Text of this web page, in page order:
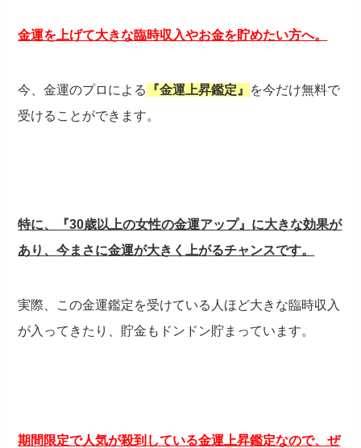
金運を上げて大きな臨時収入やお金を貯めたい方へ。
今、金運のプロによる 『金運上昇鑑定』 を今だけ無料で
受けることができます。
特に、『30歳以上の女性の金運アップ』に大きな効果が
あり、今まさに金運が大きく上がるチャンスです。
実際、この金運鑑定を受けている人ほど大きな臨時収入
が入ってきたり、貯金もドンドン貯まっています。
期間限定で人気が殺到している金運上昇鑑定なので、ぜ